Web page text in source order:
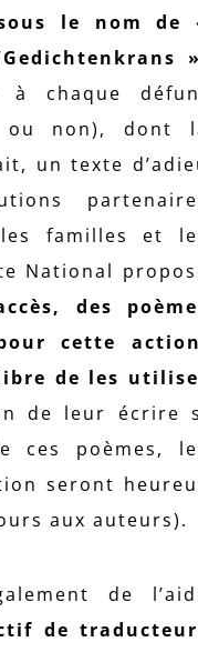
le nom de
à chaque
ou non), dont
un texte
familles et
National
des
cette
de les
de leur écrire
ces poèmes,
seront
aux auteurs).
de
de